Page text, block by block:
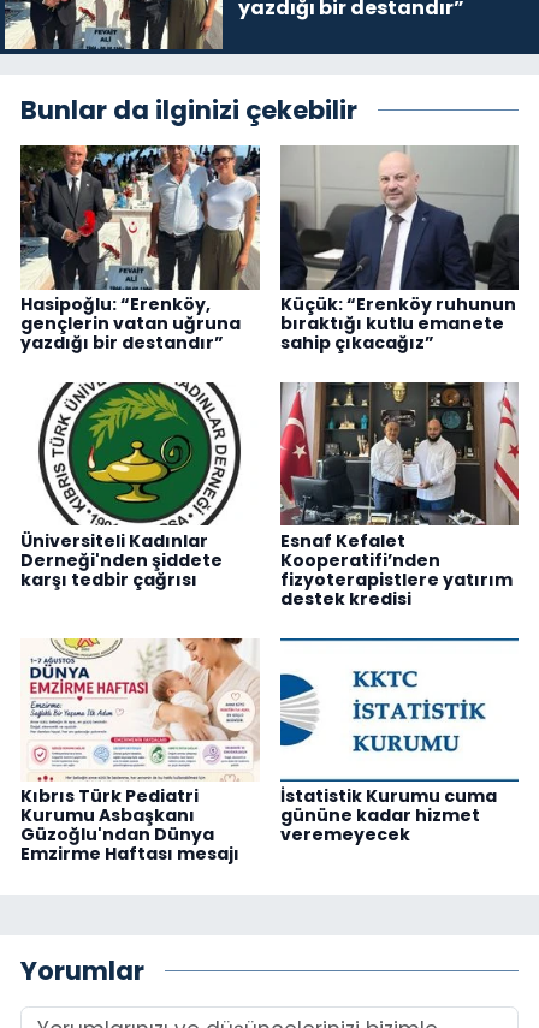
yazdığı bir destandır”
Bunlar da ilginizi çekebilir
Hasipoğlu: “Erenköy,
gençlerin vatan uğruna
yazdığı bir destandır”
Küçük: “Erenköy ruhunun
bıraktığı kutlu emanete
sahip çıkacağız”
Üniversiteli Kadınlar
Derneği'nden şiddete
karşı tedbir çağrısı
Esnaf Kefalet
Kooperatifi’nden
fizyoterapistlere yatırım
destek kredisi
Kıbrıs Türk Pediatri
Kurumu Asbaşkanı
Güzoğlu'ndan Dünya
Emzirme Haftası mesajı
İstatistik Kurumu cuma
gününe kadar hizmet
veremeyecek
Yorumlar